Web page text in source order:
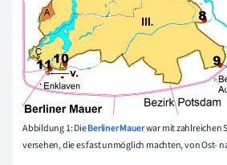
Abbildung 1: DieBerliner Mauerwar mit zahlreichen
versehen, die es fast unmöglich machten, von Ost-